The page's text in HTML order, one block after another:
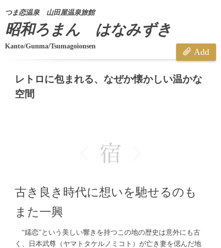
つま恋温泉 山田屋温泉旅館
昭和ろまん はなみずき
Add
Kanto/Gunma/Tsumagoionsen
レトロに包まれる、なぜか懐かしい温かな
空間
古き良き時代に想いを馳せるのも
また一興
“嬬恋”という美しい響きを持つこの地の歴史は意外にも古
く、日本武尊（ヤマトタケルノミコト）が亡き妻を偲んだ地